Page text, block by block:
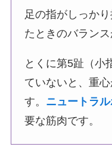
足の指がしっか
たときのバランス
とくに第5趾（小
ていないと、重
す。 ニュートラ
要な筋肉です。